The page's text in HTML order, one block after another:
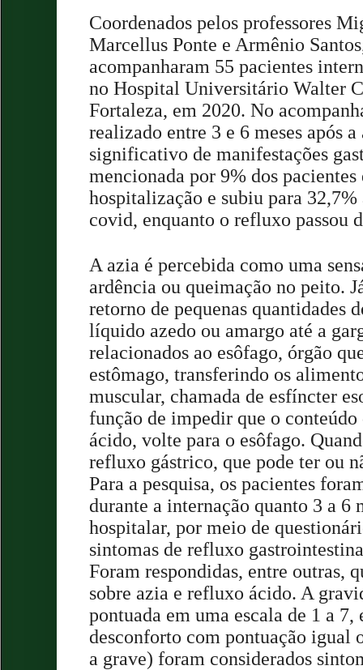
Coordenados pelos professores
Marcellus Ponte e Armênio
acompanharam 55 pacientes
no Hospital Universitário Walter
Fortaleza, em 2020. No
realizado entre 3 e 6 meses após
significativo de manifestações
mencionada por 9% dos pacientes
hospitalização e subiu para 32,7%
covid, enquanto o refluxo passou
A azia é percebida como uma
ardência ou queimação no peito.
retorno de pequenas quantidades
líquido azedo ou amargo até a
relacionados ao esôfago, órgão
estômago, transferindo os
muscular, chamada de esfíncter
função de impedir que o conteúdo
ácido, volte para o esôfago.
refluxo gástrico, que pode ter ou
Para a pesquisa, os pacientes
durante a internação quanto 3 a 6
hospitalar, por meio de
sintomas de refluxo
Foram respondidas, entre outras,
sobre azia e refluxo ácido. A
pontuada em uma escala de 1 a 7,
desconforto com pontuação igual
a grave) foram considerados